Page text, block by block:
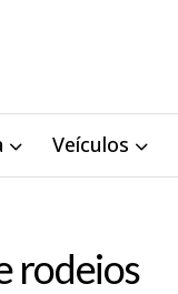
Veículos
rodeios